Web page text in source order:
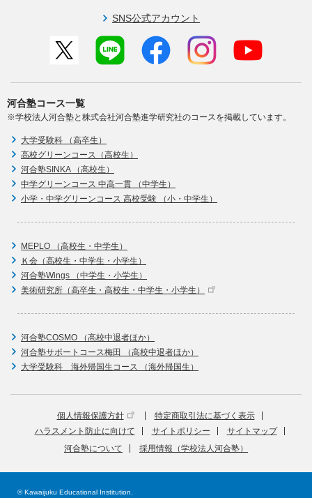
SNS公式アカウント
河合塾コース一覧
※学校法人河合塾と株式会社河合塾進学研究社のコースを掲載しています。
大学受験科 （高卒生）
高校グリーンコース（高校生）
河合塾SINKA （高校生）
中学グリーンコース 中高一貫 （中学生）
小学・中学グリーンコース 高校受験 （小・中学生）
MEPLO （高校生・中学生）
Ｋ会（高校生・中学生・小学生）
河合塾Wings （中学生・小学生）
美術研究所（高卒生・高校生・中学生・小学生）
河合塾COSMO （高校中退者ほか）
河合塾サポートコース梅田 （高校中退者ほか）
大学受験科 海外帰国生コース （海外帰国生）
個人情報保護方針
特定商取引法に基づく表示
ハラスメント防止に向けて
サイトポリシー
サイトマップ
河合塾について
採用情報（学校法人河合塾）
© Kawaijuku Educational Institution.